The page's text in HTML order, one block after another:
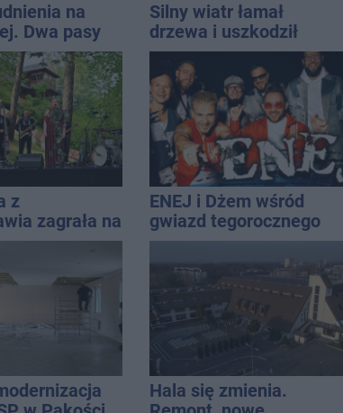
na
Dwa pasy
przyczepa od
Silny wiatr łamał
drzewa i uszkodził
dach. To nie koniec
ostrzeżeń
z
zagrała na
Muzyczny
ENEJ i Dżem wśród
gwiazd tegorocznego
święta miasta
Hala się zmienia.